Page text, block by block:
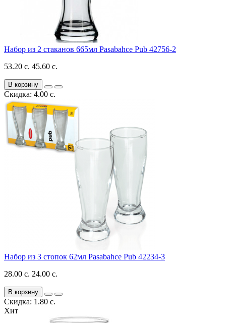
Набор из 2 стаканов 665мл Pasabahce Pub 42756-2
53.20 с. 45.60 с.
В корзину
Скидка: 4.00 с.
Набор из 3 стопок 62мл Pasabahce Pub 42234-3
28.00 с. 24.00 с.
В корзину
Скидка: 1.80 с.
Хит